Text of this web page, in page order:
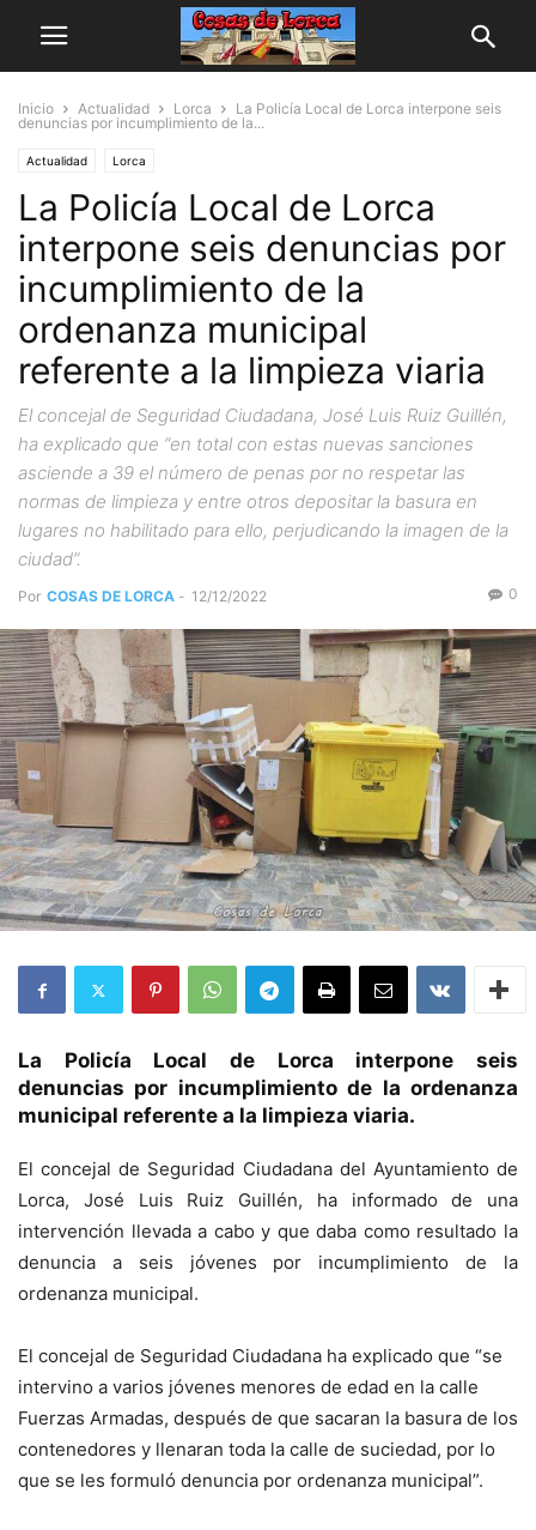
Inicio Actualidad Lorca
La Policía Local de Lorca interpone seis
denuncias por incumplimiento de la...
Actualidad Lorca
La Policía Local de Lorca
interpone seis denuncias por
incumplimiento de la
ordenanza municipal
referente a la limpieza viaria
El concejal de Seguridad Ciudadana, José Luis Ruiz Guillén,
ha explicado que “en total con estas nuevas sanciones
asciende a 39 el número de penas por no respetar las
normas de limpieza y entre otros depositar la basura en
lugares no habilitado para ello, perjudicando la imagen de la
ciudad”.
Por COSAS DE LORCA - 12/12/2022 0
La Policía Local de Lorca interpone seis
denuncias por incumplimiento de la ordenanza
municipal referente a la limpieza viaria.
El concejal de Seguridad Ciudadana del Ayuntamiento de
Lorca, José Luis Ruiz Guillén, ha informado de una
intervención llevada a cabo y que daba como resultado la
denuncia a seis jóvenes por incumplimiento de la
ordenanza municipal.
El concejal de Seguridad Ciudadana ha explicado que “se
intervino a varios jóvenes menores de edad en la calle
Fuerzas Armadas, después de que sacaran la basura de los
contenedores y llenaran toda la calle de suciedad, por lo
que se les formuló denuncia por ordenanza municipal”.